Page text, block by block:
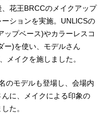
花王BRCCのメイクアップ
ションを実施。UNLICSの
ップベース)やカラーレスコ
ー)を使い、モデルさん
メイクを施しました。
のモデルも登場し、会場内
に、メイクによる印象の
た。